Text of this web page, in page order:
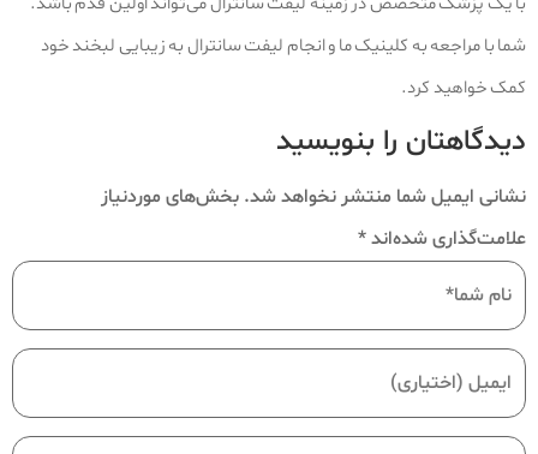
شما با مراجعه به کلینیک ما و انجام لیفت سانترال به زیبایی لبخند خود
کمک خواهید کرد.
دیدگاهتان را بنویسید
نشانی ایمیل شما منتشر نخواهد شد. بخش‌های موردنیاز
علامت‌گذاری شده‌اند*